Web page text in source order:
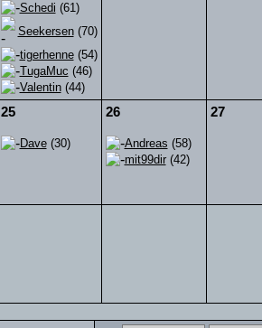
Schedi (61)
Seekersen(70)
tigerhenne(54)
TugaMuc (46)
Valentin(44)
25
Dave(30)
26
Andreas (58)
mit99dir(42)
27